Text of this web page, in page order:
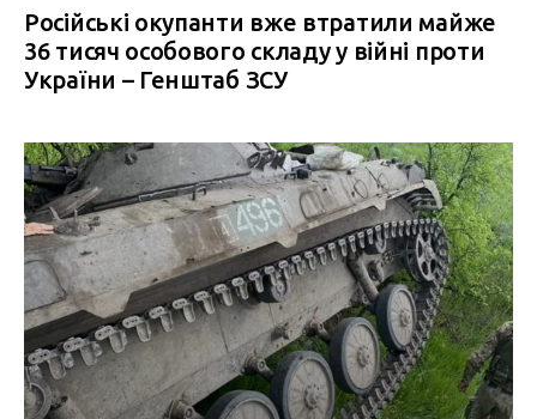
Російські окупанти вже втратили майже
36 тисяч особового складу у війні проти
України – Генштаб ЗСУ